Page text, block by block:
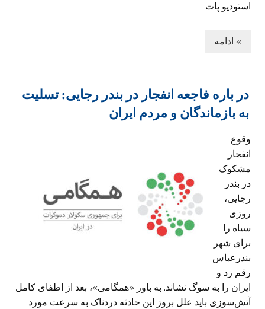
استودیو پات
» ادامه
در باره فاجعه انفجار در بندر رجایی: تسلیت
به بازماندگان و مردم ایران
وقوع
انفجار
مشکوک
در بندر
رجایی،
روزی
سیاه را
برای شهر
بندرعباس
رقم زد و
ایران را به سوگ نشاند. به باور «همگامی»، بعد از اطفای کامل
آتش‌سوزی باید علل بروز این حادثه دردناک به سرعت مورد